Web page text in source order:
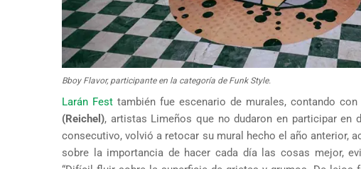
Bboy Flavor, participante en la categoría de Funk Style.
Larán Festtambién fue escenario de murales, contando
(Reichel), artistas Limeños que no dudaron en participar en
consecutivo, volvió a retocar su mural hecho el año anterior,
sobre la importancia de hacer cada día las cosas mejor,